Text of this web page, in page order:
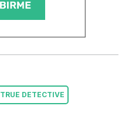
TRUE DETECTIVE